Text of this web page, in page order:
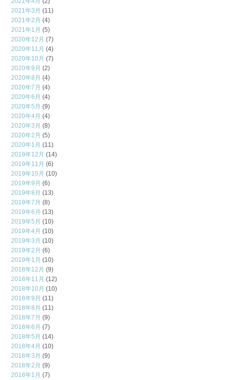
2021年3月 (11)
2021年2月 (4)
2021年1月 (5)
2020年12月 (7)
2020年11月 (4)
2020年10月 (7)
2020年9月 (2)
2020年8月 (4)
2020年7月 (4)
2020年6月 (4)
2020年5月 (9)
2020年4月 (4)
2020年3月 (8)
2020年2月 (5)
2020年1月 (11)
2019年12月 (14)
2019年11月 (6)
2019年10月 (10)
2019年9月 (6)
2019年8月 (13)
2019年7月 (8)
2019年6月 (13)
2019年5月 (10)
2019年4月 (10)
2019年3月 (10)
2019年2月 (6)
2019年1月 (10)
2018年12月 (9)
2018年11月 (12)
2018年10月 (10)
2018年9月 (11)
2018年8月 (11)
2018年7月 (9)
2018年6月 (7)
2018年5月 (14)
2018年4月 (10)
2018年3月 (9)
2018年2月 (9)
2018年1月 (7)